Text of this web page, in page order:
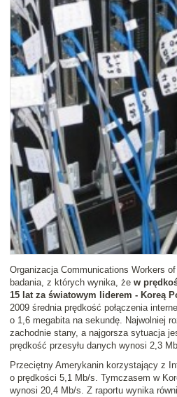
Organizacja Communications Workers
badania, z których wynika, że w
15 lat za światowym liderem - Koreą
2009 średnia prędkość połączenia
o 1,6 megabita na sekundę. Najwolniej
zachodnie stany, a najgorsza sytuacja
prędkość przesyłu danych wynosi 2,3
Przeciętny Amerykanin korzystający z
o prędkości 5,1 Mb/s. Tymczasem w
wynosi 20,4 Mb/s. Z raportu wynika